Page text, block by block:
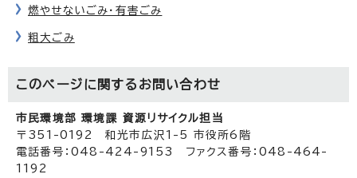
燃やせないごみ・有害ごみ
粗大ごみ
このページに関する お問い合わせ
市民環境部 環境課 資源リサイクル担当
〒351-0192 和光市広沢1-5 市役所6階
電話番号：048-424-9153 ファクス番号：048-464-
1192